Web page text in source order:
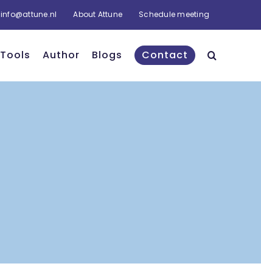
info@attune.nl About Attune Schedule meeting
Tools Author Blogs Contact